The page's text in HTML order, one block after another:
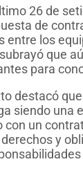
26 de
de
entre los
que
para
destacó
siendo una
con un
y